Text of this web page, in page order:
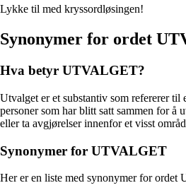
Lykke til med kryssordløsingen!
Synonymer for ordet
Hva betyr UTVALGET?
Utvalget er et substantiv som refererer til
personer som har blitt satt sammen for å
eller ta avgjørelser innenfor et visst
Synonymer for UTVALGET
Her er en liste med synonymer for ordet